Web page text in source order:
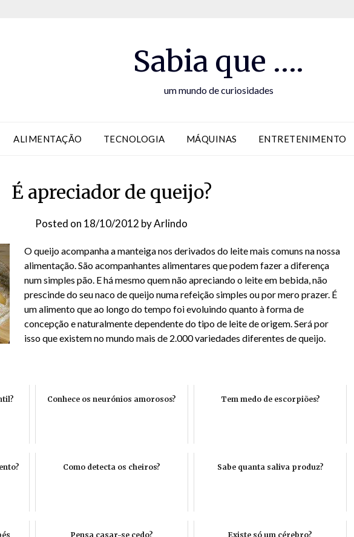
Sabia que ….
um mundo de curiosidades
ALIMENTAÇÃO TECNOLOGIA MÁQUINAS ENTRETENIMENTO
É apreciador de queijo?
Posted on 18/10/2012 byArlindo
O queijo acompanha a manteiga nos derivados do leite mais comuns na nossa
alimentação. São acompanhantes alimentares que podem fazer a diferença
num simples pão. E há mesmo quem não apreciando o leite em bebida, não
prescinde do seu naco de queijo numa refeição simples ou por mero prazer. É
um alimento que ao longo do tempo foi evoluindo quanto à forma de
concepção e naturalmente dependente do tipo de leite de origem. Será por
isso que existem no mundo mais de 2.000 variedades diferentes de queijo.
Conhece os neurónios amorosos? Tem medo de escorpiões?
Como detecta os cheiros? Sabe quanta saliva produz?
Pensa casar-se cedo? Existe só um cérebro?